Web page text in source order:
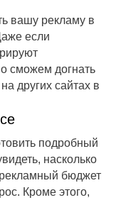
вашу рекламу в
если
сможем догнать
других сайтах в
подробный
насколько
бюджет
Кроме этого,